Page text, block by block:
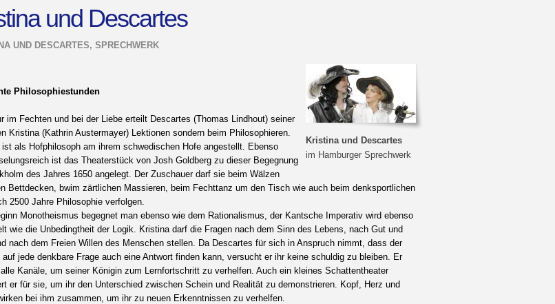
und Descartes
UND DESCARTES, SPRECHWERK
Kristina und Descartes
im Hamburger Sprechwerk
Philosophiestunden
im Fechten und bei der Liebe erteilt Descartes (Thomas Lindhout) seiner
Kristina (Kathrin Austermayer) Lektionen sondern beim Philosophieren.
ist als Hofphilosoph am ihrem schwedischen Hofe angestellt. Ebenso
ist das Theaterstück von Josh Goldberg zu dieser Begegnung
des Jahres 1650 angelegt. Der Zuschauer darf sie beim Wälzen
Bettdecken, bwim zärtlichen Massieren, beim Fechttanz um den Tisch wie auch beim denksportlichen
2500 Jahre Philosophie verfolgen.
Monotheismus begegnet man ebenso wie dem Rationalismus, der Kantsche Imperativ wird ebenso
wie die Unbedingtheit der Logik. Kristina darf die Fragen nach dem Sinn des Lebens, nach Gut und
nach dem Freien Willen des Menschen stellen. Da Descartes für sich in Anspruch nimmt, dass der
auf jede denkbare Frage auch eine Antwort finden kann, versucht er ihr keine schuldig zu bleiben. Er
Kanäle, um seiner Königin zum Lernfortschritt zu verhelfen. Auch ein kleines Schattentheater
er für sie, um ihr den Unterschied zwischen Schein und Realität zu demonstrieren. Kopf, Herz und
bei ihm zusammen, um ihr zu neuen Erkenntnissen zu verhelfen.